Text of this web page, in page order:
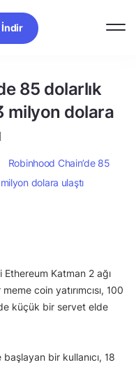
İndir
85 dolarlık
milyon dolara
Robinhood Chain’de 85
dolara ulaştı
Katman 2 ağı
coin yatırımcısı, 100
küçük bir servet elde
bir kullanıcı, 18